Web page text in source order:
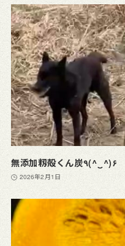
無添加籾殻くん炭٩(^‿^)۶
2026年2月1日